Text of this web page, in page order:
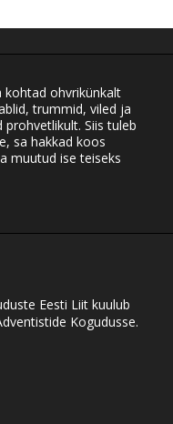
kohtad ohvrikünkalt
trummid, viled ja
prohvetlikult. Siis tuleb
sa hakkad koos
muutud ise teiseks
Eesti Liit kuulub
Kogudusse.